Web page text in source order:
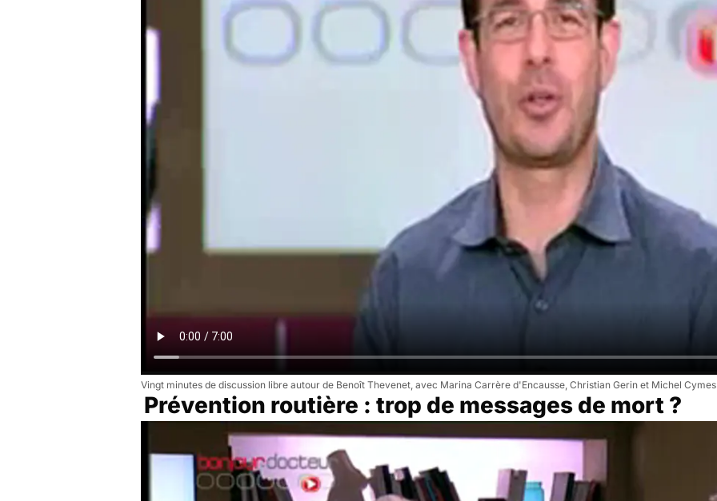
Vingt minutes de discussion libre autour de Benoît Thevenet, avec Marina Carrère d'Encausse, Christian Gerin et Michel
Prévention routière : trop de messages de mort ?